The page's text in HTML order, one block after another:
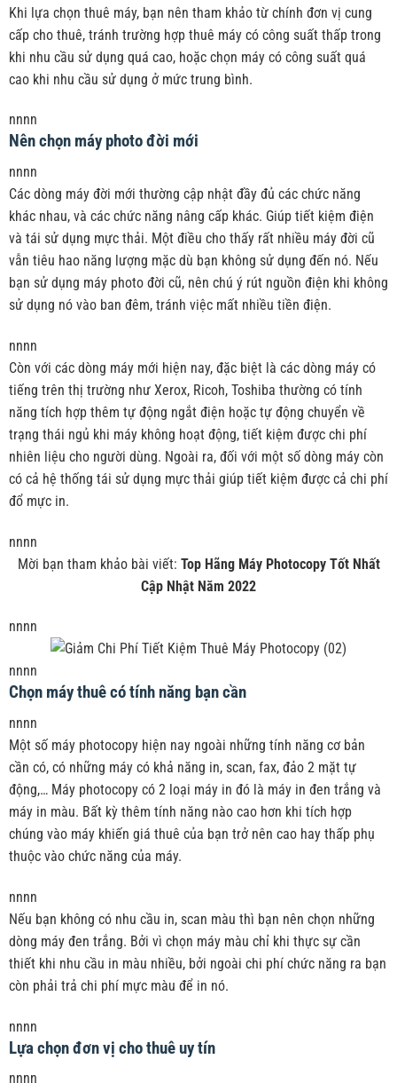
Khi lựa chọn thuê máy, bạn nên tham khảo từ chính đơn vị cung
cấp cho thuê, tránh trường hợp thuê máy có công suất thấp trong
khi nhu cầu sử dụng quá cao, hoặc chọn máy có công suất quá
cao khi nhu cầu sử dụng ở mức trung bình.
nnnn
Nên chọn máy photo đời mới
nnnn
Các dòng máy đời mới thường cập nhật đầy đủ các chức năng
khác nhau, và các chức năng nâng cấp khác. Giúp tiết kiệm điện
và tái sử dụng mực thải. Một điều cho thấy rất nhiều máy đời cũ
vẫn tiêu hao năng lượng mặc dù bạn không sử dụng đến nó. Nếu
bạn sử dụng máy photo đời cũ, nên chú ý rút nguồn điện khi không
sử dụng nó vào ban đêm, tránh việc mất nhiều tiền điện.
nnnn
Còn với các dòng máy mới hiện nay, đặc biệt là các dòng máy có
tiếng trên thị trường như Xerox, Ricoh, Toshiba thường có tính
năng tích hợp thêm tự động ngắt điện hoặc tự động chuyển về
trạng thái ngủ khi máy không hoạt động, tiết kiệm được chi phí
nhiên liệu cho người dùng. Ngoài ra, đối với một số dòng máy còn
có cả hệ thống tái sử dụng mực thải giúp tiết kiệm được cả chi phí
đổ mực in.
nnnn
Mời bạn tham khảo bài viết: Top Hãng Máy Photocopy Tốt Nhất
Cập Nhật Năm 2022
nnnn
nnnn
Chọn máy thuê có tính năng bạn cần
nnnn
Một số máy photocopy hiện nay ngoài những tính năng cơ bản
cần có, có những máy có khả năng in, scan, fax, đảo 2 mặt tự
động,… Máy photocopy có 2 loại máy in đó là máy in đen trắng và
máy in màu. Bất kỳ thêm tính năng nào cao hơn khi tích hợp
chúng vào máy khiến giá thuê của bạn trở nên cao hay thấp phụ
thuộc vào chức năng của máy.
nnnn
Nếu bạn không có nhu cầu in, scan màu thì bạn nên chọn những
dòng máy đen trắng. Bởi vì chọn máy màu chỉ khi thực sự cần
thiết khi nhu cầu in màu nhiều, bởi ngoài chi phí chức năng ra bạn
còn phải trả chi phí mực màu để in nó.
nnnn
Lựa chọn đơn vị cho thuê uy tín
nnnn